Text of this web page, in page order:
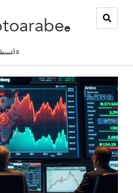
8 أغسطس، 2026